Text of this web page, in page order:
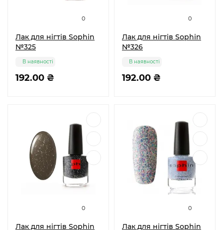
0
Лак для нігтів Sophin
№325
192.00 ₴
В наявності
0
Лак для нігтів Sophin
№326
192.00 ₴
В наявності
0
Лак для нігтів Sophin
0
Лак для нігтів Sophin